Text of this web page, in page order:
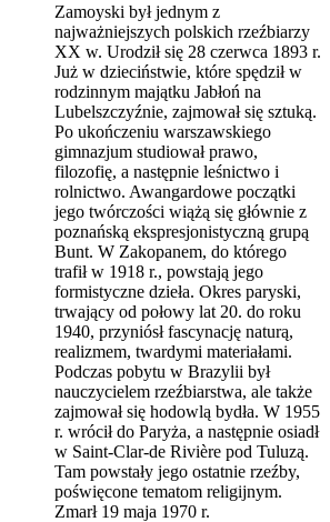
Zamoyski był jednym z
najważniejszych polskich rzeźbiarzy
XX w. Urodził się 28 czerwca 1893 r.
Już w dzieciństwie, które spędził w
rodzinnym majątku Jabłoń na
Lubelszczyźnie, zajmował się sztuką.
Po ukończeniu warszawskiego
gimnazjum studiował prawo,
filozofię, a następnie leśnictwo i
rolnictwo. Awangardowe początki
jego twórczości wiążą się głównie z
poznańską ekspresjonistyczną grupą
Bunt. W Zakopanem, do którego
trafił w 1918 r., powstają jego
formistyczne dzieła. Okres paryski,
trwający od połowy lat 20. do roku
1940, przyniósł fascynację naturą,
realizmem, twardymi materiałami.
Podczas pobytu w Brazylii był
nauczycielem rzeźbiarstwa, ale także
zajmował się hodowlą bydła. W 1955
r. wrócił do Paryża, a następnie osiadł
w Saint-Clar-de Rivière pod Tuluzą.
Tam powstały jego ostatnie rzeźby,
poświęcone tematom religijnym.
Zmarł 19 maja 1970 r.